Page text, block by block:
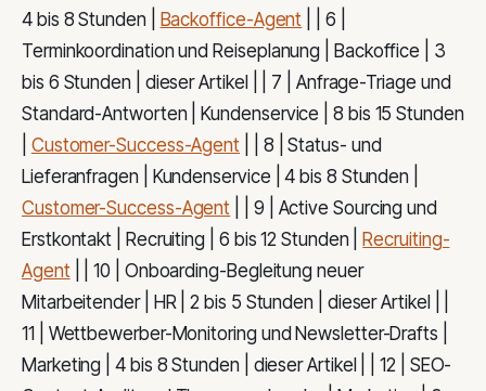
4 bis 8 Stunden |
Backoffice-Agent | | 6 |
Terminkoordination und Reiseplanung | Backoffice | 3
bis 6 Stunden | dieser Artikel | | 7 | Anfrage-Triage und
Standard-Antworten | Kundenservice | 8 bis 15 Stunden
Customer-Success-Agent | | 8 | Status- und
Lieferanfragen | Kundenservice | 4 bis 8 Stunden |
Customer-Success-Agent | | 9 | Active Sourcing und
Erstkontakt | Recruiting | 6 bis 12 Stunden | Recruiting-
Agent| | 10 | Onboarding-Begleitung neuer
Mitarbeitender | HR | 2 bis 5 Stunden | dieser Artikel | |
11 | Wettbewerber-Monitoring und Newsletter-Drafts |
Marketing | 4 bis 8 Stunden | dieser Artikel | | 12 | SEO-